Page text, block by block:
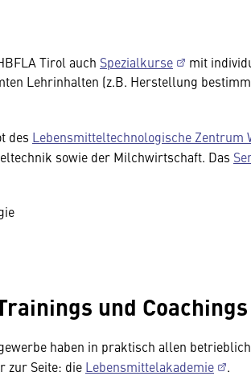
Tirol auch Spezialkurse
mit
Lehrinhalten (z.B. Herstellung
des Lebensmitteltechnologische Zentrum
sowie der Milchwirtschaft. Das
und Coachings
haben in praktisch allen
zur Seite: die Lebensmittelakademie
.